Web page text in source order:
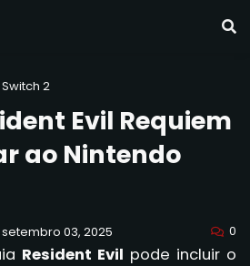
2
Evil Requiem
ao Nintendo
setembro 03, 2025 0
Resident Evil pode incluir o